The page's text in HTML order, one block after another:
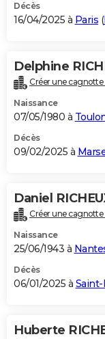
Décès
16/04/2025 à Paris (
Delphine
Créer une cagnotte
Naissance
07/05/1980 à
Décès
09/02/2025 à
Daniel
Créer une cagnotte
Naissance
25/06/1943 à
Décès
06/01/2025 à
Huberte